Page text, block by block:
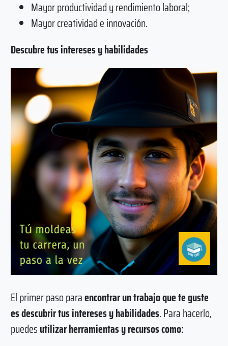
Mayor productividad y rendimiento laboral;
Mayor creatividad e innovación.
Descubre tus intereses y habilidades
El primer paso paraencontrar un trabajo que te guste
es descubrir tus intereses y habilidades. Para hacerlo,
puedesutilizar herramientas y recursos como: